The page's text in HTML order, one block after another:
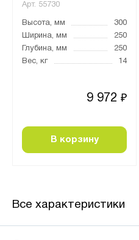
Арт. 55730
Высота, мм
300
Ширина, мм
250
Глубина, мм
250
Вес, кг
14
9 972 ₽
В корзину
Все характеристики